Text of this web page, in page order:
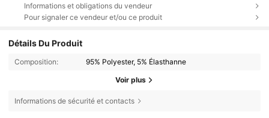
Informations et obligations du vendeur
Pour signaler ce vendeur et/ou ce produit
Détails Du Produit
Composition: 95% Polyester, 5% Élasthanne
Voir plus
Informations de sécurité et contacts